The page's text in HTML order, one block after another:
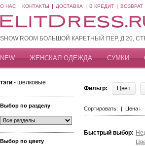
О НАС КОНТАКТЫ ДОСТАВКА В КРЕДИТ ВОЗВРАТ
SHOW ROOM БОЛЬШОЙ КАРЕТНЫЙ ПЕР, Д 20,
NEW ЖЕНСКАЯ ОДЕЖДА СУМКИ
тэги - шелковые
Выбор по разделу
Выбор по цвету
Фильтр: Цвет
Сортировать: | Цена↓
Быстрый выбор: